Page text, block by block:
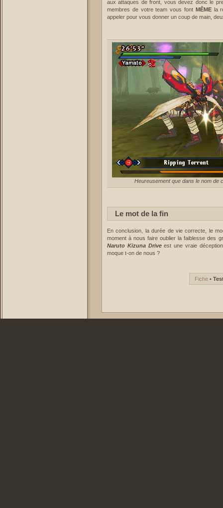
aux attaques de front, vous devez donc le
membres de votre team vous font MÊMEla
appeler pour vous donner un coup de main,
Heureusement que dans le nom de
Le mot de la fin
En conclusion, la durée de vie correcte, le
moment à nous faire oublier la faiblesse des
Naruto Kizuna Driveest une vraie
moque t-on de nous ?
Fiche •